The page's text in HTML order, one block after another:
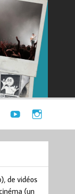
de vidéos
(un